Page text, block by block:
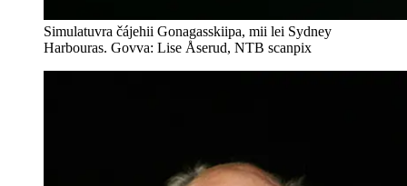
Simulatuvra čájehii Gonagasskiipa, mii lei Sydney
Harbouras. Govva: Lise Åserud, NTB scanpix